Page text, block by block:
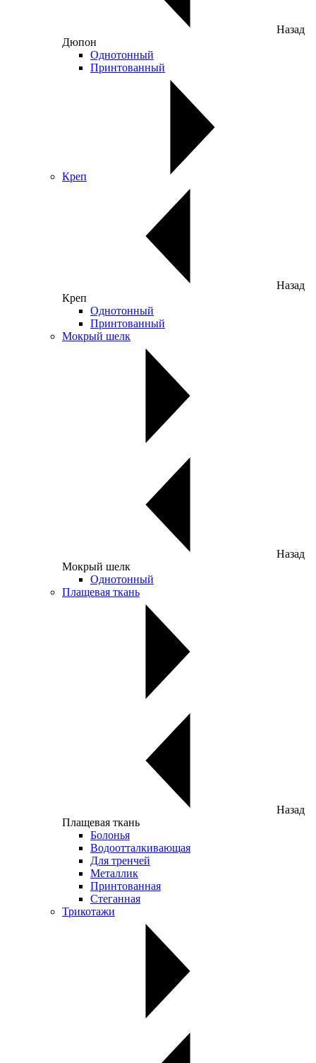
Назад
Дюпон
Однотонный
Принтованный
Креп
Назад
Креп
Однотонный
Принтованный
Мокрый шелк
Назад
Мокрый шелк
Однотонный
Плащевая ткань
Назад
Плащевая ткань
Болонья
Водоотталкивающая
Для тренчей
Металлик
Принтованная
Стеганная
Трикотажи